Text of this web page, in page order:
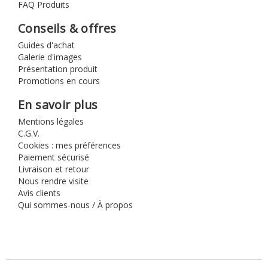
FAQ Produits
Conseils & offres
Guides d'achat
Galerie d'images
Présentation produit
Promotions en cours
En savoir plus
Mentions légales
C.G.V.
Cookies : mes préférences
Paiement sécurisé
Livraison et retour
Nous rendre visite
Avis clients
Qui sommes-nous / À propos